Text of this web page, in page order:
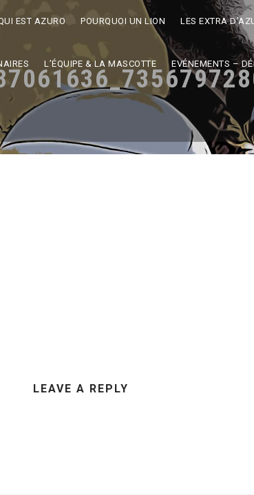
EST AZURO POURQUOI UN LION LES EXTRA
L’ÉQUIPE & LA MASCOTTE EVÉNEMENTS –
LEAVE A REPLY